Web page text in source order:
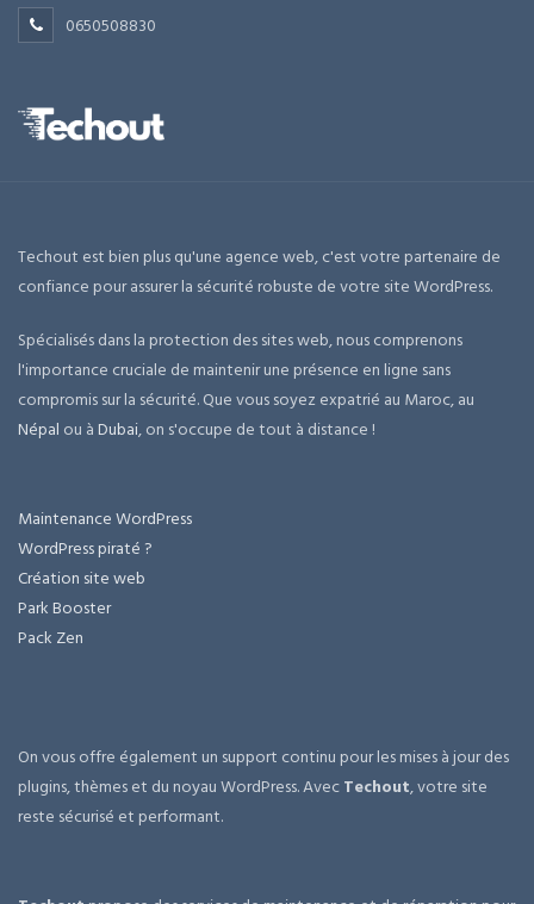
0650508830
Techout est bien plus qu'une agence web, c'est votre partenaire de
confiance pour assurer la sécurité robuste de votre site WordPress.
Spécialisés dans la protection des sites web, nous comprenons
l'importance cruciale de maintenir une présence en ligne sans
compromis sur la sécurité. Que vous soyez expatrié au Maroc, au
Népal ou àDubai, on s'occupe de tout à distance !
Maintenance WordPress
WordPress piraté ?
Création site web
Park Booster
Pack Zen
On vous offre également un support continu pour les mises à jour des
plugins, thèmes et du noyau WordPress. AvecTechout, votre site
reste sécurisé et performant.